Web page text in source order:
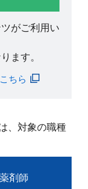
がご利用い
ます。
ちら
、対象の職種
薬剤師